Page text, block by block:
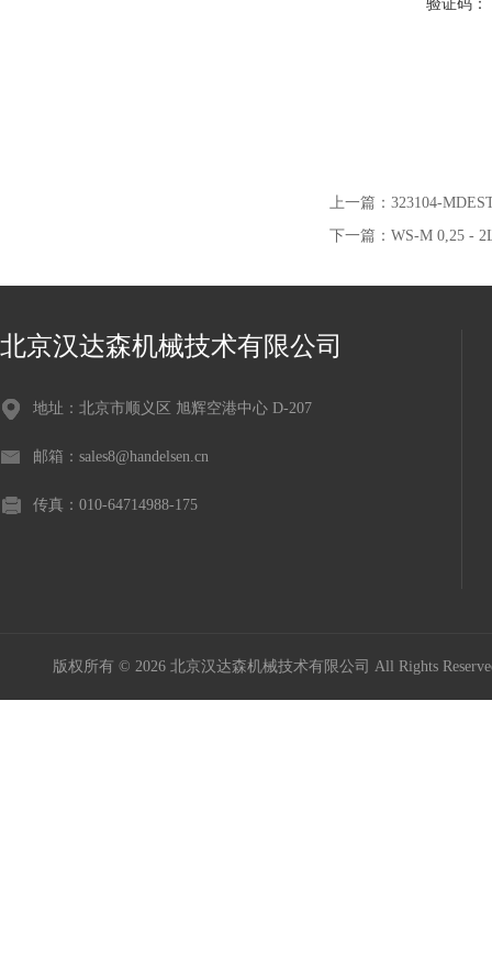
验证码：
上一篇： 323104-
下一篇： WS-M 0,25 -
北京汉达森机械技术有限公司
地址：北京市顺义区 旭辉空港中心 D-207
邮箱：sales8@handelsen.cn
传真：010-64714988-175
版权所有 © 2026 北京汉达森机械技术有限公司 All Rights